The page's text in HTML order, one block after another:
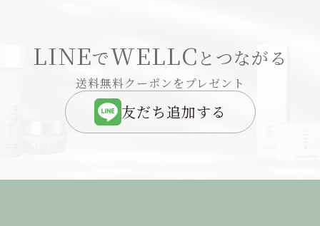
LINEでWELLC とつながる
送料無料クーポンをプレゼント
友だち追加する